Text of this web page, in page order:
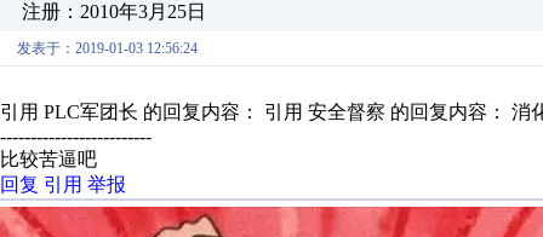
注册：2010年3月25日
发表于：2019-01-03 12:56:24
引用 PLC军团长 的回复内容： 引用 安全督察 的回复内容： 消
-------------------------
比较苦逼吧
回复 引用 举报